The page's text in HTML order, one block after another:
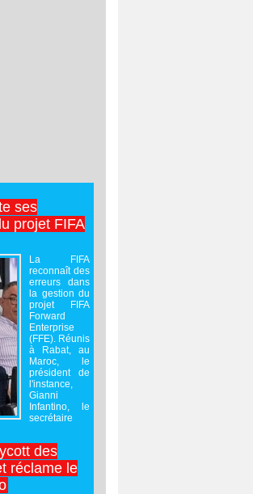
ses
projet FIFA
La FIFA
reconnaît des
erreurs dans
la gestion du
projet FIFA
Forward
Enterprise
(FFE). Réunis
à Rabat, au
Maroc, le
président de
l'instance,
Gianni
Infantino, le
secrétaire
des
réclame le